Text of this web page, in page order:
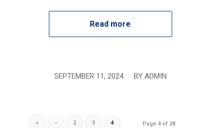
Read more
SEPTEMBER 11, 2024
/ BY ADMIN
Page 4 of 28
« ‹ 2 3 4